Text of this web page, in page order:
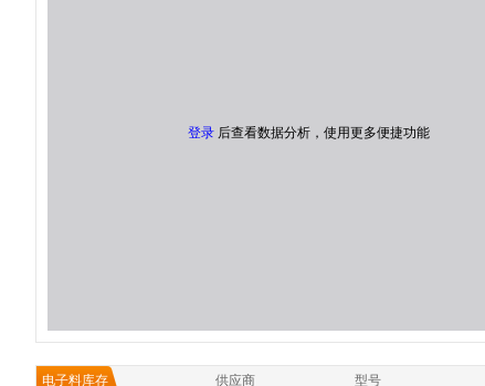
登录 后查看数据分析，使用更多便捷功能
电子料库存 供应商 型号